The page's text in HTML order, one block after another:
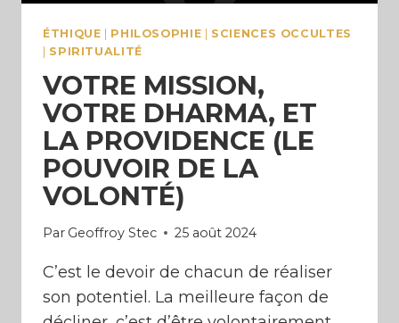
ÉTHIQUE | PHILOSOPHIE | SCIENCES OCCULTES
| SPIRITUALITÉ
VOTRE MISSION,
VOTRE DHARMA, ET
LA PROVIDENCE (LE
POUVOIR DE LA
VOLONTÉ)
Par Geoffroy Stec 25 août 2024
C’est le devoir de chacun de réaliser
son potentiel. La meilleure façon de